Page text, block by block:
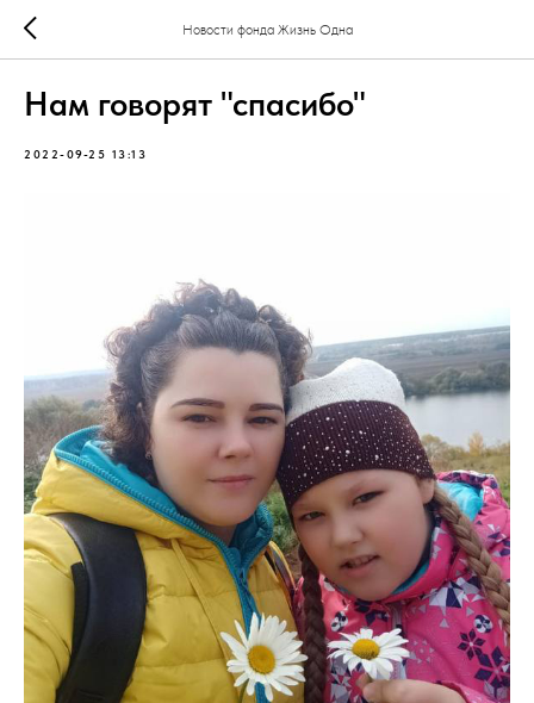
Новости фонда Жизнь Одна
Нам говорят "спасибо"
2022-09-25 13:13